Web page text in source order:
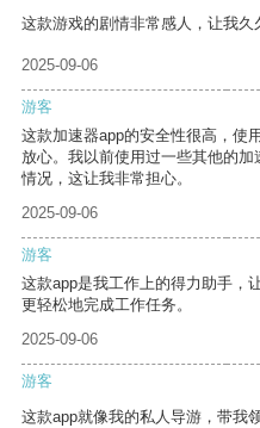
这款游戏的剧情非常感人，让我久
2025-09-06
游客
这款加速器app的安全性很高，使
放心。我以前使用过一些其他的
情况，这让我非常担心。
2025-09-06
游客
这款app是我工作上的得力助手，
更轻松地完成工作任务。
2025-09-06
游客
这款app就像我的私人导游，带我